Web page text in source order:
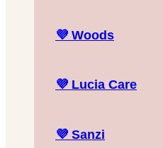
💜 Woods
💜 Lucia Care
💜 Sanzi